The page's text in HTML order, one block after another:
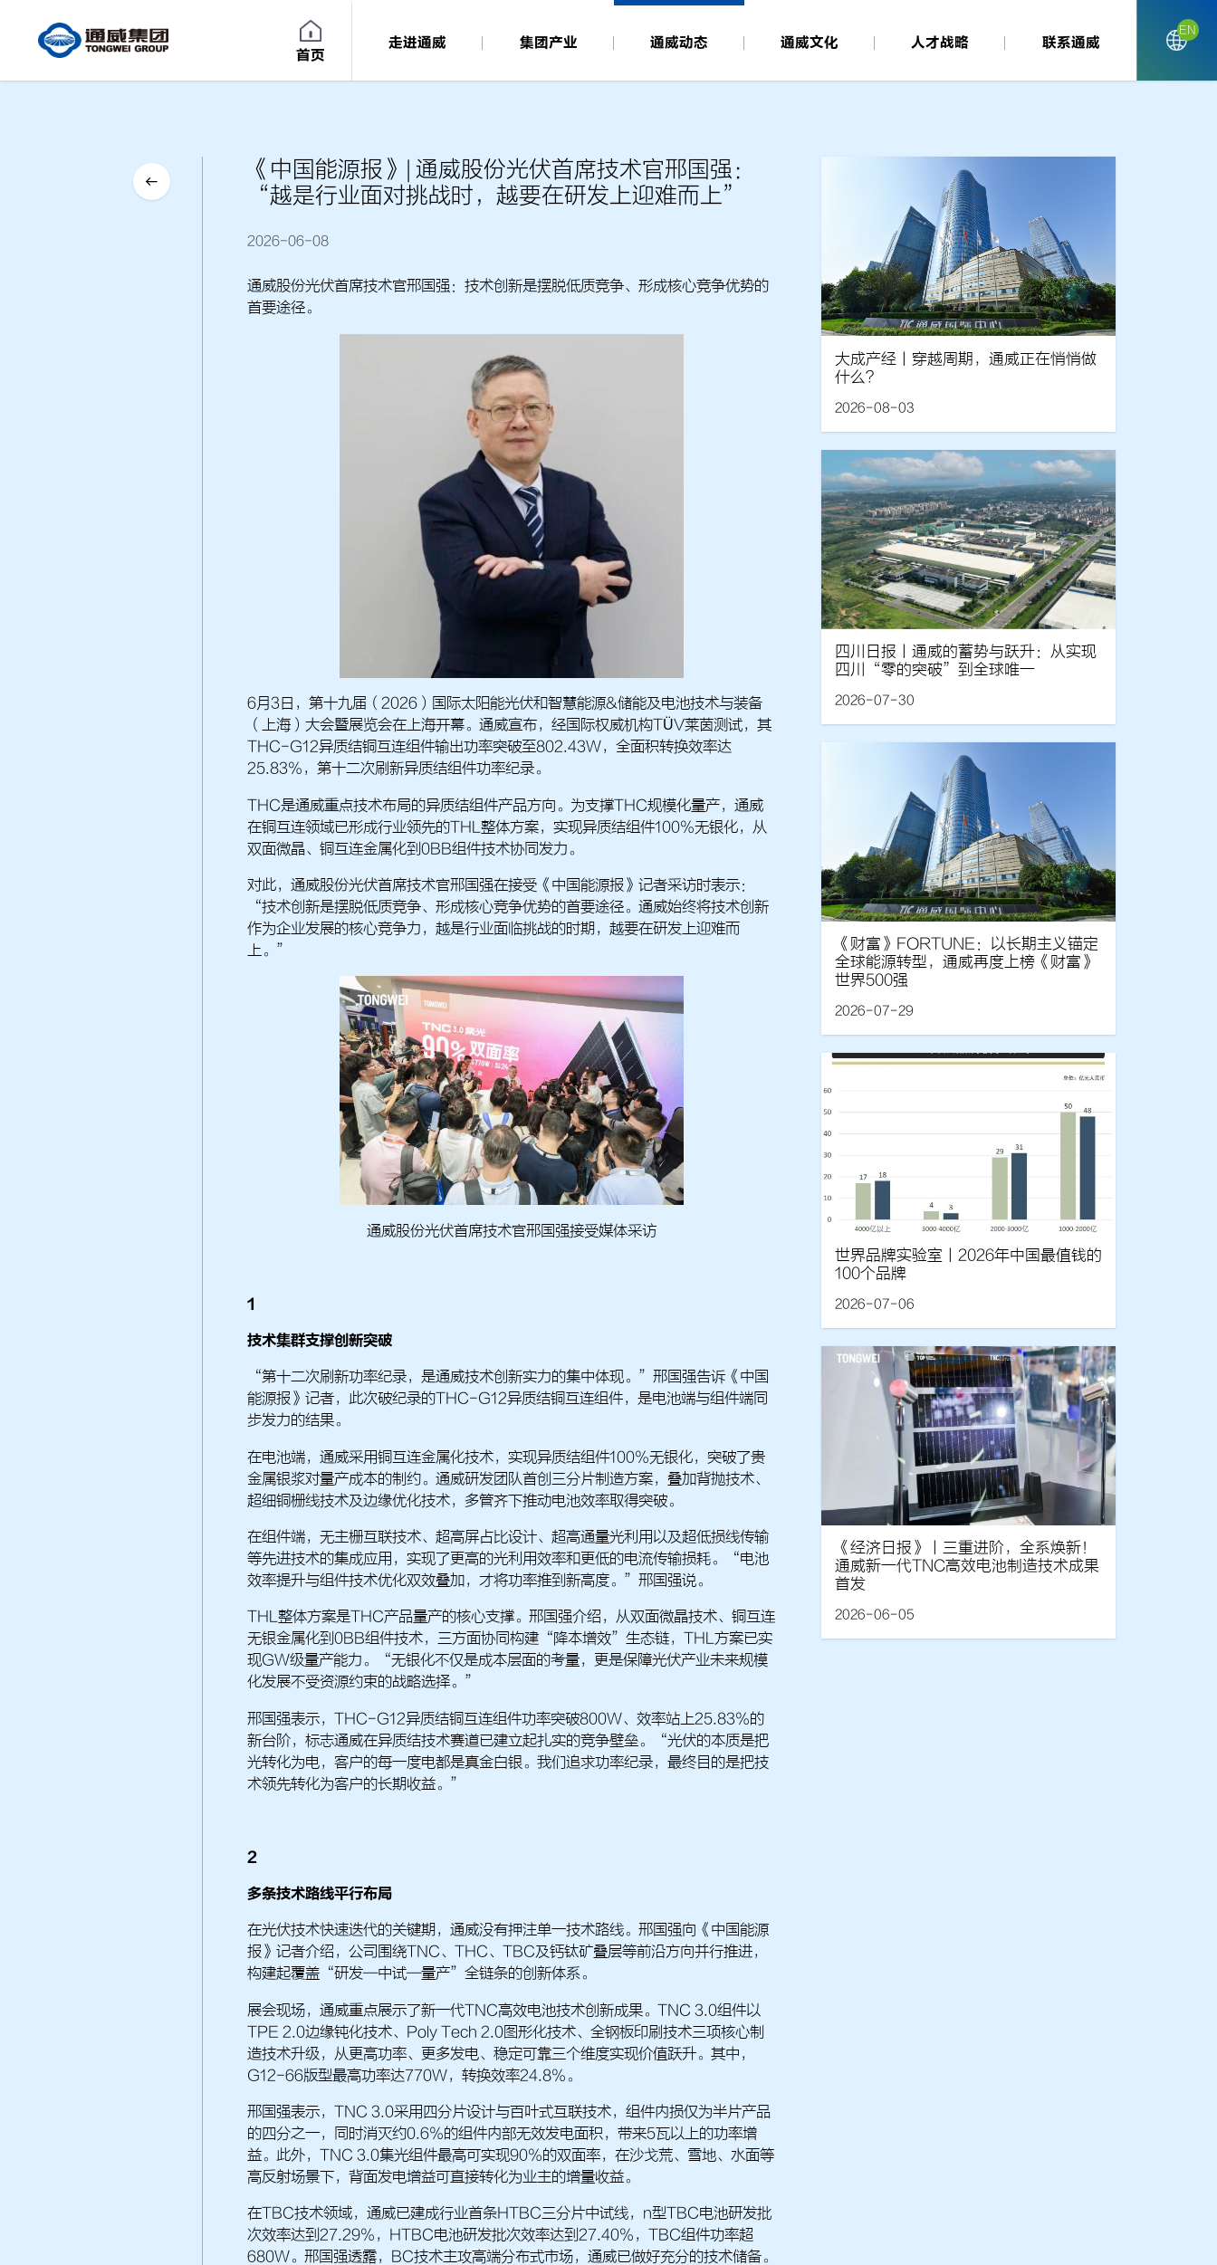
首页
走进通威 集团产业 通威动态 通威文化 人才战略 联系通威
EN
《中国能源报》| 通威股份光伏首席技术官邢国强：
“越是行业面对挑战时，越要在研发上迎难而上”
2026-06-08
通威股份光伏首席技术官邢国强：技术创新是摆脱低质竞争、形成核心竞争优势的
首要途径。
6月3日，第十九届（2026）国际太阳能光伏和智慧能源&储能及电池技术与装备
（上海）大会暨展览会在上海开幕。通威宣布，经国际权威机构TÜV莱茵测试，其
THC-G12异质结铜互连组件输出功率突破至802.43W，全面积转换效率达
25.83%，第十二次刷新异质结组件功率纪录。
THC是通威重点技术布局的异质结组件产品方向。为支撑THC规模化量产，通威
在铜互连领域已形成行业领先的THL整体方案，实现异质结组件100%无银化，从
双面微晶、铜互连金属化到0BB组件技术协同发力。
对此，通威股份光伏首席技术官邢国强在接受《中国能源报》记者采访时表示：
“技术创新是摆脱低质竞争、形成核心竞争优势的首要途径。通威始终将技术创新
作为企业发展的核心竞争力，越是行业面临挑战的时期，越要在研发上迎难而
上。”
通威股份光伏首席技术官邢国强接受媒体采访
1
技术集群支撑创新突破
“第十二次刷新功率纪录，是通威技术创新实力的集中体现。”邢国强告诉《中国
能源报》记者，此次破纪录的THC-G12异质结铜互连组件，是电池端与组件端同
步发力的结果。
在电池端，通威采用铜互连金属化技术，实现异质结组件100%无银化，突破了贵
金属银浆对量产成本的制约。通威研发团队首创三分片制造方案，叠加背抛技术、
超细铜栅线技术及边缘优化技术，多管齐下推动电池效率取得突破。
在组件端，无主栅互联技术、超高屏占比设计、超高通量光利用以及超低损线传输
等先进技术的集成应用，实现了更高的光利用效率和更低的电流传输损耗。“电池
效率提升与组件技术优化双效叠加，才将功率推到新高度。”邢国强说。
THL整体方案是THC产品量产的核心支撑。邢国强介绍，从双面微晶技术、铜互连
无银金属化到0BB组件技术，三方面协同构建“降本增效”生态链，THL方案已实
现GW级量产能力。“无银化不仅是成本层面的考量，更是保障光伏产业未来规模
化发展不受资源约束的战略选择。”
邢国强表示，THC-G12异质结铜互连组件功率突破800W、效率站上25.83%的
新台阶，标志通威在异质结技术赛道已建立起扎实的竞争壁垒。“光伏的本质是把
光转化为电，客户的每一度电都是真金白银。我们追求功率纪录，最终目的是把技
术领先转化为客户的长期收益。”
2
多条技术路线平行布局
在光伏技术快速迭代的关键期，通威没有押注单一技术路线。邢国强向《中国能源
报》记者介绍，公司围绕TNC、THC、TBC及钙钛矿叠层等前沿方向并行推进，
构建起覆盖“研发—中试—量产”全链条的创新体系。
展会现场，通威重点展示了新一代TNC高效电池技术创新成果。TNC 3.0组件以
TPE 2.0边缘钝化技术、Poly Tech 2.0图形化技术、全钢板印刷技术三项核心制
造技术升级，从更高功率、更多发电、稳定可靠三个维度实现价值跃升。其中，
G12-66版型最高功率达770W，转换效率24.8%。
邢国强表示，TNC 3.0采用四分片设计与百叶式互联技术，组件内损仅为半片产品
的四分之一，同时消灭约0.6%的组件内部无效发电面积，带来5瓦以上的功率增
益。此外，TNC 3.0集光组件最高可实现90%的双面率，在沙戈荒、雪地、水面等
高反射场景下，背面发电增益可直接转化为业主的增量收益。
在TBC技术领域，通威已建成行业首条HTBC三分片中试线，n型TBC电池研发批
次效率达到27.29%，HTBC电池研发批次效率达到27.40%，TBC组件功率超
680W。邢国强透露，BC技术主攻高端分布式市场，通威已做好充分的技术储备。
大成产经丨穿越周期，通威正在悄悄做
什么？
2026-08-03
四川日报丨通威的蓄势与跃升：从实现
四川“零的突破”到全球唯一
2026-07-30
《财富》FORTUNE：以长期主义锚定
全球能源转型，通威再度上榜《财富》
世界500强
2026-07-29
世界品牌实验室丨2026年中国最值钱的
100个品牌
2026-07-06
《经济日报》丨三重进阶，全系焕新！
通威新一代TNC高效电池制造技术成果
首发
2026-06-05